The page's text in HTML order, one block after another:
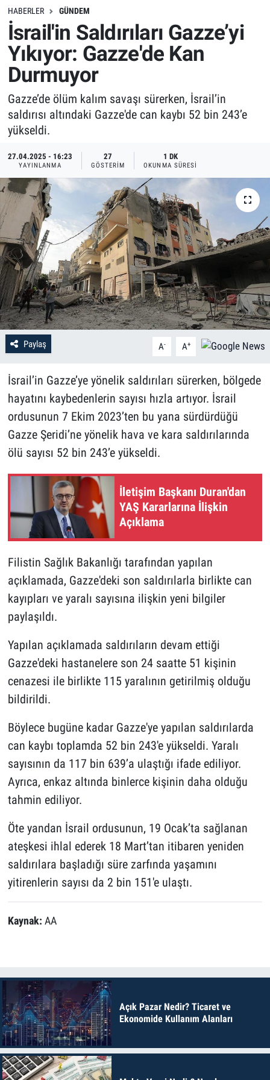
HABERLER GÜNDEM
İsrail'in Saldırıları Gazze’yi
Yıkıyor: Gazze'de Kan
Durmuyor
Gazze’de ölüm kalım savaşı sürerken, İsrail’in
saldırısı altındaki Gazze'de can kaybı 52 bin 243’e
yükseldi.
27.04.2025 - 16:23
YAYINLANMA
27
GÖSTERIM
1 DK
OKUNMA SÜRESI
Paylaş A- A+
İsrail’in Gazze’ye yönelik saldırıları sürerken, bölgede
hayatını kaybedenlerin sayısı hızla artıyor. İsrail
ordusunun 7 Ekim 2023’ten bu yana sürdürdüğü
Gazze Şeridi’ne yönelik hava ve kara saldırılarında
ölü sayısı 52 bin 243’e yükseldi.
İletişim Başkanı Duran'dan
YAŞ Kararlarına İlişkin
Açıklama
Filistin Sağlık Bakanlığı tarafından yapılan
açıklamada, Gazze'deki son saldırılarla birlikte can
kayıpları ve yaralı sayısına ilişkin yeni bilgiler
paylaşıldı.
Yapılan açıklamada saldırıların devam ettiği
Gazze'deki hastanelere son 24 saatte 51 kişinin
cenazesi ile birlikte 115 yaralının getirilmiş olduğu
bildirildi.
Böylece bugüne kadar Gazze'ye yapılan saldırılarda
can kaybı toplamda 52 bin 243'e yükseldi. Yaralı
sayısının da 117 bin 639’a ulaştığı ifade ediliyor.
Ayrıca, enkaz altında binlerce kişinin daha olduğu
tahmin ediliyor.
Öte yandan İsrail ordusunun, 19 Ocak’ta sağlanan
ateşkesi ihlal ederek 18 Mart’tan itibaren yeniden
saldırılara başladığı süre zarfında yaşamını
yitirenlerin sayısı da 2 bin 151'e ulaştı.
Kaynak: AA
Açık Pazar Nedir? Ticaret ve
Ekonomide Kullanım Alanları